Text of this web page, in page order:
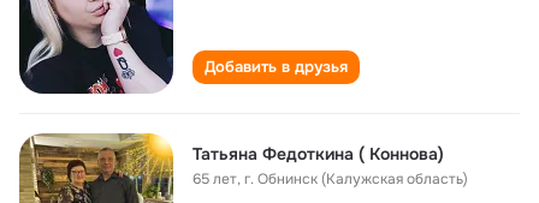
Добавить в друзья
Татьяна Федоткина ( Коннова)
65 лет,г. Обнинск (Калужская область)